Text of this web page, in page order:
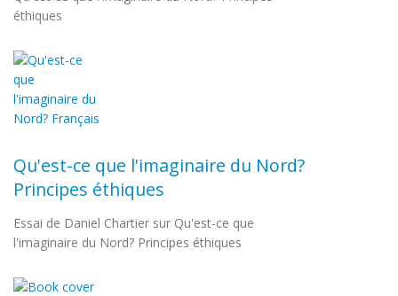
éthiques
Qu'est-ce que l'imaginaire du Nord?
Principes éthiques
Essai de Daniel Chartier sur Qu'est-ce que
l'imaginaire du Nord? Principes éthiques